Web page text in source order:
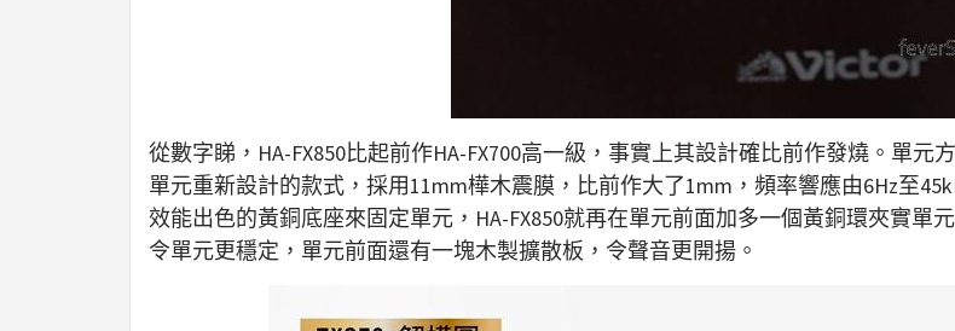
從數字睇，HA-FX850比起前作HA-FX700高一級，事實上其設計確比前作發燒。單元
單元重新設計的款式，採用11mm樺木震膜，比前作大了1mm，頻率響應由6Hz至
效能出色的黃銅底座來固定單元，HA-FX850就再在單元前面加多一個黃銅環夾實單
令單元更穩定，單元前面還有一塊木製擴散板，令聲音更開揚。